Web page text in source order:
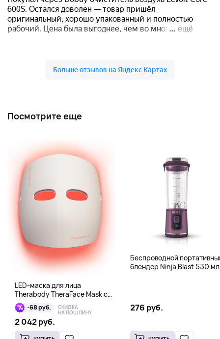
Посмотрите еще
LED-маска для лица
Therabody TheraFace Mask с
вибромассажем (Red, Blue,
Infrared Light), белый
-68 руб. СКИДКА
НА ПОШЛИНУ
2 042 руб.
Беспроводной
блендер Ninja Blast 530 мл
276 руб.